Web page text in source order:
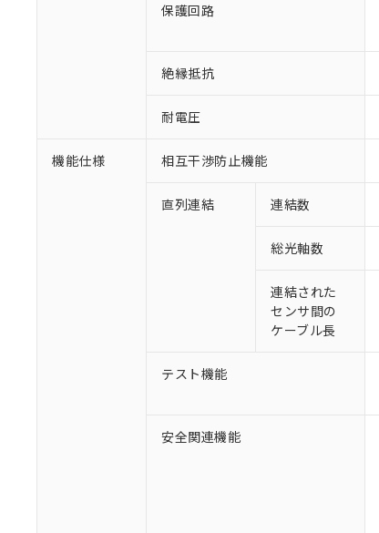
保護回路
絶縁抵抗
耐電圧
機能仕様 相互干渉防止機能
直列連結 連結数
総光軸数
連結された
センサ間の
ケーブル長
テスト機能
安全関連機能